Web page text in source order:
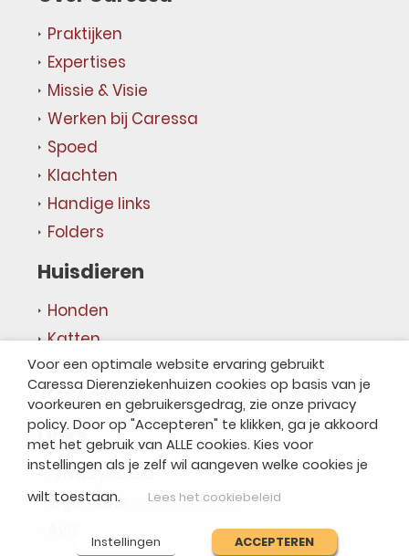
Praktijken
Expertises
Missie & Visie
Werken bij Caressa
Spoed
Klachten
Handige links
Folders
Huisdieren
Honden
Katten
Overige dieren
Caressapedia
Links
Privacybeleid
Algemene voorwaarden
Voor een optimale website ervaring gebruikt
Caressa Dierenziekenhuizen cookies op basis van je
voorkeuren en gebruikersgedrag, zie onze privacy
policy. Door op "Accepteren" te klikken, ga je akkoord
met het gebruik van ALLE cookies. Kies voor
instellingen als je zelf wil aangeven welke cookies je
wilt toestaan.
Lees het cookiebeleid
Instellingen ACCEPTEREN